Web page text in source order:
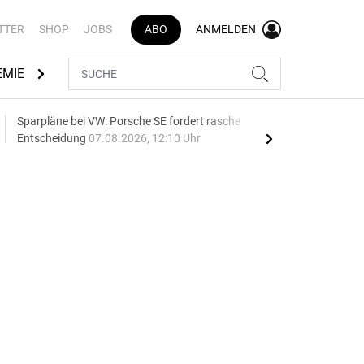
SHOP JOBS ABO ANMELDEN
AUTOMARKEN
Sparpläne bei VW: Porsche SE fordert rasche
Entscheidung 07.08.2026, 12:10 Uhr